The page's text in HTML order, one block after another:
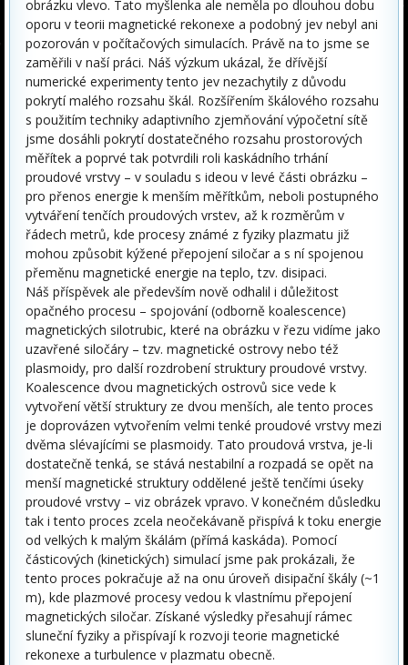
obrázku vlevo. Tato myšlenka ale neměla po dlouhou dobu
oporu v teorii magnetické rekonexe a podobný jev nebyl ani
pozorován v počítačových simulacích. Právě na to jsme se
zaměřili v naší práci. Náš výzkum ukázal, že dřívější
numerické experimenty tento jev nezachytily z důvodu
pokrytí malého rozsahu škál. Rozšířením škálového rozsahu
s použitím techniky adaptivního zjemňování výpočetní sítě
jsme dosáhli pokrytí dostatečného rozsahu prostorových
měřítek a poprvé tak potvrdili roli kaskádního trhání
proudové vrstvy – v souladu s ideou v levé části obrázku –
pro přenos energie k menším měřítkům, neboli postupného
vytváření tenčích proudových vrstev, až k rozměrům v
řádech metrů, kde procesy známé z fyziky plazmatu již
mohou způsobit kýžené přepojení siločar a s ní spojenou
přeměnu magnetické energie na teplo, tzv. disipaci.
Náš příspěvek ale především nově odhalil i důležitost
opačného procesu – spojování (odborně koalescence)
magnetických silotrubic, které na obrázku v řezu vidíme jako
uzavřené siločáry – tzv. magnetické ostrovy nebo též
plasmoidy, pro další rozdrobení struktury proudové vrstvy.
Koalescence dvou magnetických ostrovů sice vede k
vytvoření větší struktury ze dvou menších, ale tento proces
je doprovázen vytvořením velmi tenké proudové vrstvy mezi
dvěma slévajícími se plasmoidy. Tato proudová vrstva, je-li
dostatečně tenká, se stává nestabilní a rozpadá se opět na
menší magnetické struktury oddělené ještě tenčími úseky
proudové vrstvy – viz obrázek vpravo. V konečném důsledku
tak i tento proces zcela neočekávaně přispívá k toku energie
od velkých k malým škálám (přímá kaskáda). Pomocí
částicových (kinetických) simulací jsme pak prokázali, že
tento proces pokračuje až na onu úroveň disipační škály (~1
m), kde plazmové procesy vedou k vlastnímu přepojení
magnetických siločar. Získané výsledky přesahují rámec
sluneční fyziky a přispívají k rozvoji teorie magnetické
rekonexe a turbulence v plazmatu obecně.